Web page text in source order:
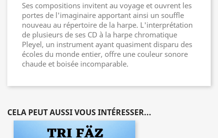
Ses compositions invitent au voyage et ouvrent les
portes de l'imaginaire apportant ainsi un souffle
nouveau au répertoire de la harpe. L'interprétation
de plusieurs de ses CD à la harpe chromatique
Pleyel, un instrument ayant quasiment disparu des
écoles du monde entier, offre une couleur sonore
chaude et boisée incomparable.
CELA PEUT AUSSI VOUS INTÉRESSER...